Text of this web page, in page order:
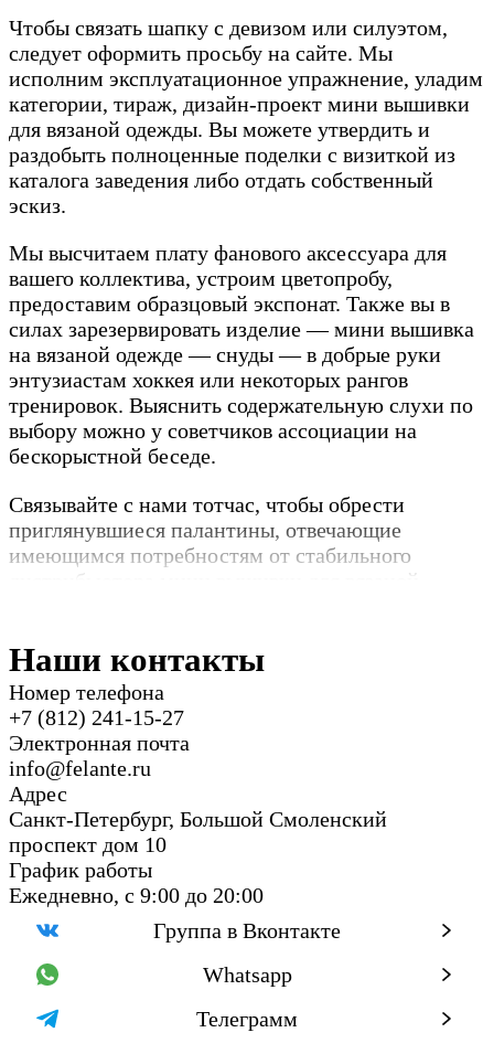
Чтобы связать шапку с девизом или силуэтом,
следует оформить просьбу на сайте. Мы
исполним эксплуатационное упражнение, уладим
категории, тираж, дизайн-проект мини вышивки
для вязаной одежды. Вы можете утвердить и
раздобыть полноценные поделки с визиткой из
каталога заведения либо отдать собственный
эскиз.
Мы высчитаем плату фанового аксессуара для
вашего коллектива, устроим цветопробу,
предоставим образцовый экспонат. Также вы в
силах зарезервировать изделие — мини вышивка
на вязаной одежде — снуды — в добрые руки
энтузиастам хоккея или некоторых рангов
тренировок. Выяснить содержательную слухи по
выбору можно у советчиков ассоциации на
бескорыстной беседе.
Связывайте с нами тотчас, чтобы обрести
приглянувшиеся палантины, отвечающие
имеющимся потребностям от стабильного
дистрибьютора мини вышивки для вязаной
Наши контакты
Номер телефона
+7 (812) 241-15-27
Электронная почта
info@felante.ru
Адрес
Санкт-Петербург, Большой Смоленский
проспект дом 10
График работы
Ежедневно, с 9:00 до 20:00
Группа в Вконтакте
Whatsapp
Телеграмм